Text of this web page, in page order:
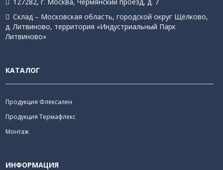
Склад – Московская область, городской округ Щёлково,
д. Литвиново, территория «Индустриальный Парк
Литвиново»
КАТАЛОГ
Продукция Флексален
Продукция Термафлекс
Монтаж
ИНФОРМАЦИЯ